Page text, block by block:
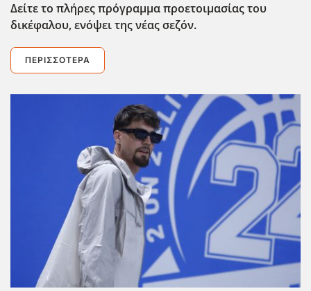
Δείτε το πλήρες πρόγραμμα προετοιμασίας του
δικέφαλου, ενόψει της νέας σεζόν.
ΠΕΡΙΣΣΌΤΕΡΑ